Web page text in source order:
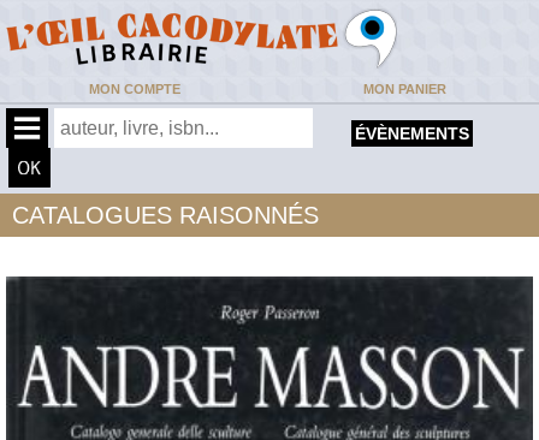
MON COMPTE MON PANIER
ÉVÈNEMENTS
CATALOGUES RAISONNÉS